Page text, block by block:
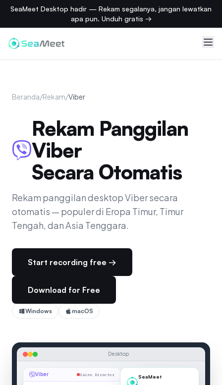
SeaMeet Desktop hadir — Rekam segalanya, jangan lewatkan
apa pun. Unduh gratis →
Beranda/Rekam/Viber
Rekam Panggilan
Viber
Secara Otomatis
Rekam panggilan desktop Viber secara
otomatis — populer di Eropa Timur, Timur
Tengah, dan Asia Tenggara.
Start recording free →
Download for Free
Windows macOS
Desktop
Viber Sales Director
SeaMeet
00:04